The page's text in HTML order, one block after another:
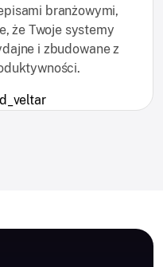
branżowymi,
że Twoje systemy
i zbudowane z